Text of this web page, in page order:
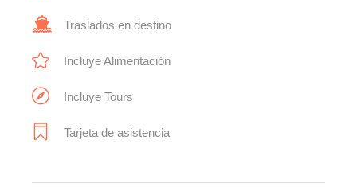
Traslados en destino
Incluye Alimentación
Incluye Tours
Tarjeta de asistencia